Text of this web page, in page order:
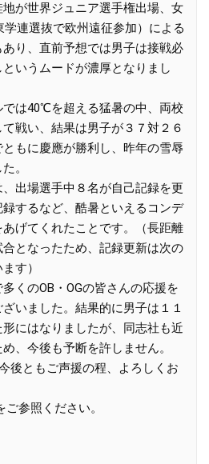
が世界ジュニア選手権出場、女
連選抜で欧州遠征参加）による
り、直前予想では男子は接戦必
いうムードが濃厚となりまし
は40℃を超える猛暑の中、両校
戦い、結果は男子が３７対２６
もに慶應が勝利し、昨年の雪辱
。
出場選手中８名が自己記録を更
するなど、酷暑といえるコンデ
げてくれたことです。（長距離
となったため、記録更新は次の
す）
くのOB・OGの皆さんの応援を
いました。結果的に男子は１１
にはなりましたが、同志社も近
、今後も予断を許しません。
後ともご声援の程、よろしくお
参照ください。